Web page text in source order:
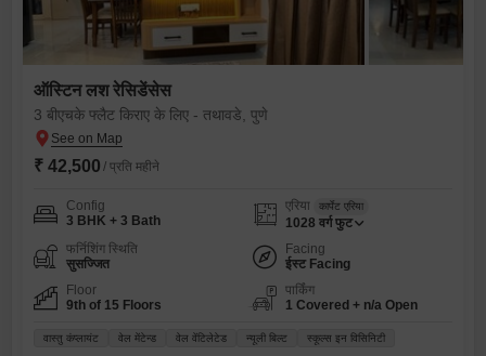
ऑस्टिन लश रेसिडेंसेस
3 बीएचके फ्लैट किराए के लिए - तथावडे, पुणे
₹ 42,500 / प्रति महीने
Config
3 BHK + 3 Bath
एरिया कार्पेट एरिया
1028 वर्ग फुट
फर्निशिंग स्थिति
सुसज्जित
Facing
ईस्ट Facing
Floor
9th of 15 Floors
पार्किंग
1 Covered + n/a Open
वास्तु कंप्लायंट वेल मेंटेन्ड वेल वेंटिलेटेड न्यूली बिल्ट स्कूल्स इन विसिनिटी